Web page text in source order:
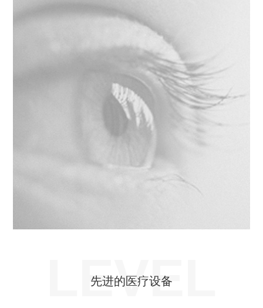
LEVEL
先进的医疗设备